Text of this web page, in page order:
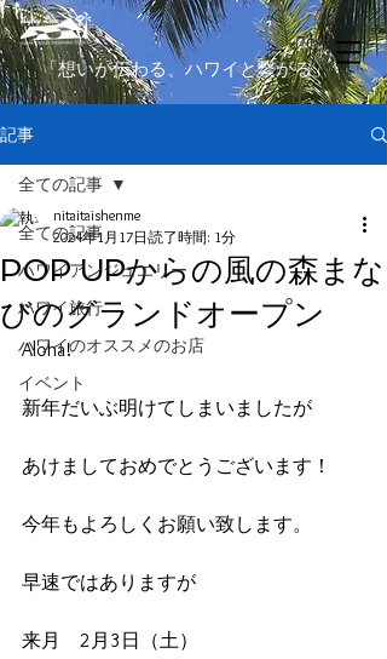
​「想いが伝わる、ハワイと繋がる」
記事
全ての記事
ハワイアンジュエリー
ハワイ旅行
ハワイのオススメのお店
イベント
全ての記事
POP UPからの風の森まな
びのグランドオープン
nitaitaishenme
2024年1月17日 読了時間: 1分
Aloha!
新年だいぶ明けてしまいましたが
あけましておめでとうございます！
今年もよろしくお願い致します。
早速ではありますが
来月　2月3日（土）